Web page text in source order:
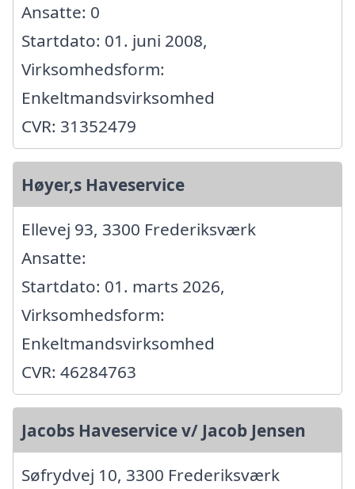
Ansatte: 0
Startdato: 01. juni 2008,
Virksomhedsform:
Enkeltmandsvirksomhed
CVR: 31352479
Høyer,s Haveservice
Ellevej 93, 3300 Frederiksværk
Ansatte:
Startdato: 01. marts 2026,
Virksomhedsform:
Enkeltmandsvirksomhed
CVR: 46284763
Jacobs Haveservice v/ Jacob Jensen
Søfrydvej 10, 3300 Frederiksværk